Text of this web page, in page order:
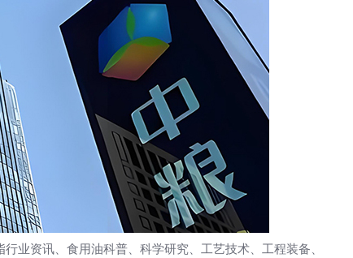
资讯、食用油科普、科学研究、工艺技术、工程装备、